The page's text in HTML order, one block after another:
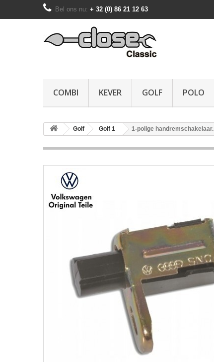
Bel ons nu: + 32 (0) 86 21 12 63
COMBI KEVER GOLF POLO
Golf Golf 1 1-polige handremschakelaar.